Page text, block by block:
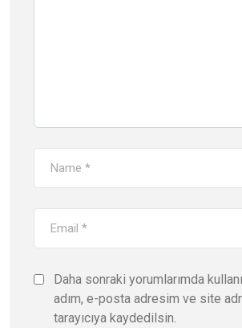
Daha sonraki yorumlarımda
adım, e-posta adresim ve site
tarayıcıya kaydedilsin.